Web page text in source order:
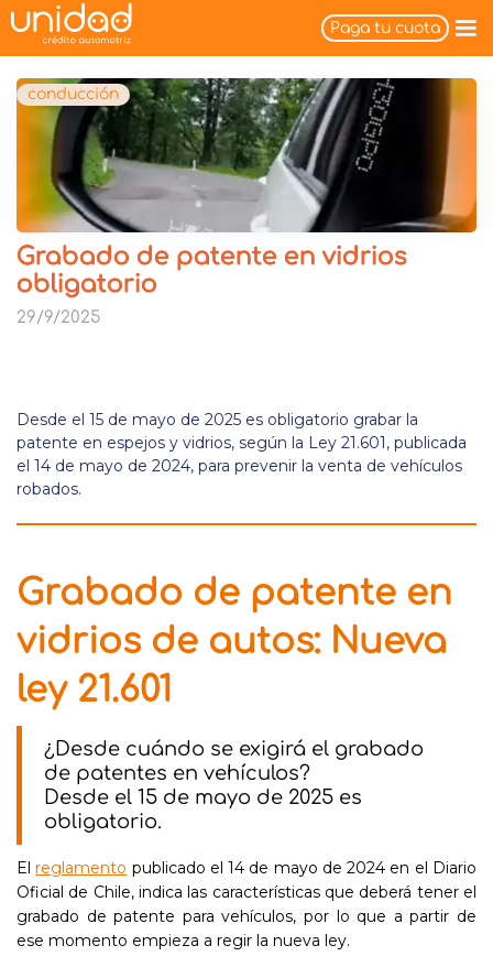
Paga tu cuota
conducción
Grabado de patente en vidrios
obligatorio
29/9/2025
Desde el 15 de mayo de 2025 es obligatorio grabar la
patente en espejos y vidrios, según la Ley 21.601, publicada
el 14 de mayo de 2024, para prevenir la venta de vehículos
robados.
Grabado de patente en
vidrios de autos: Nueva
ley 21.601
¿Desde cuándo se exigirá el grabado
de patentes en vehículos?
Desde el 15 de mayo de 2025 es
obligatorio.
Elreglamento publicado el 14 de mayo de 2024 en el Diario
Oficial de Chile, indica las características que deberá tener el
grabado de patente para vehículos, por lo que a partir de
ese momento empieza a regir la nueva ley.